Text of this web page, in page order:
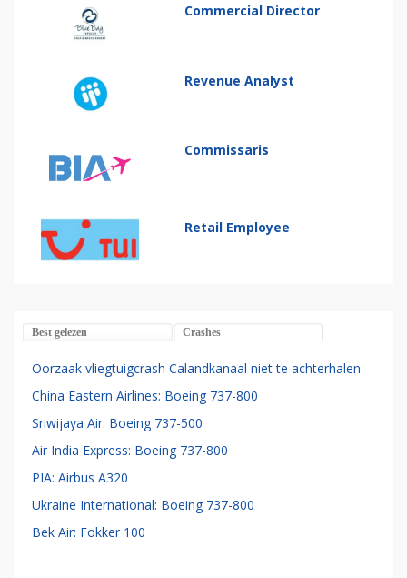
Commercial Director
Revenue Analyst
Commissaris
Retail Employee
Best gelezen Crashes
Oorzaak vliegtuigcrash Calandkanaal niet te achterhalen
China Eastern Airlines: Boeing 737-800
Sriwijaya Air: Boeing 737-500
Air India Express: Boeing 737-800
PIA: Airbus A320
Ukraine International: Boeing 737-800
Bek Air: Fokker 100